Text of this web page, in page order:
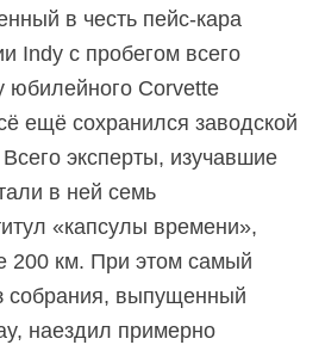
в честь пейс-кара
Indy с пробегом всего
юбилейного Corvette
ещё сохранился заводской
эксперты, изучавшие
в ней семь
«капсулы времени»,
200 км. При этом самый
собрания, выпущенный
наездил примерно